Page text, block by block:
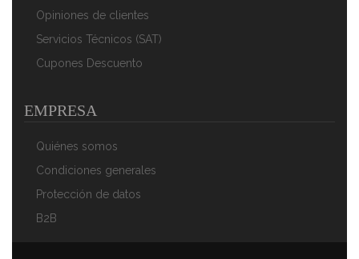
Opiniones de clientes
Servicios Técnicos (SAT)
Cupones Descuento
EMPRESA
Quiénes somos
Condiciones generales
Protección de datos
B2B